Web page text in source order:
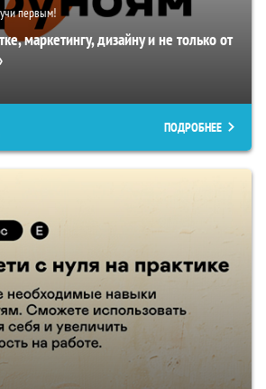
первым!
маркетингу, дизайну и не только от
ПОДРОБНЕЕ